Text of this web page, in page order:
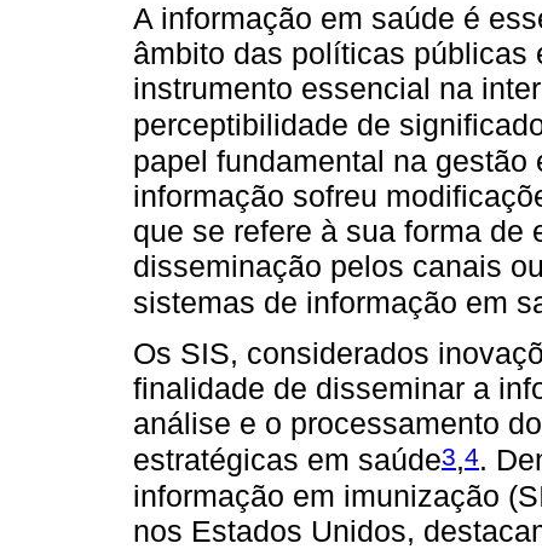
A informação em saúde é
âmbito das políticas públicas
instrumento essencial na
perceptibilidade de
papel fundamental na
informação sofreu
que se refere à sua forma de
disseminação pelos canais
sistemas de informação em
Os SIS, considerados
finalidade de disseminar a
análise e o processamento
estratégicas em saúde3,4.
informação em imunização
nos Estados Unidos,